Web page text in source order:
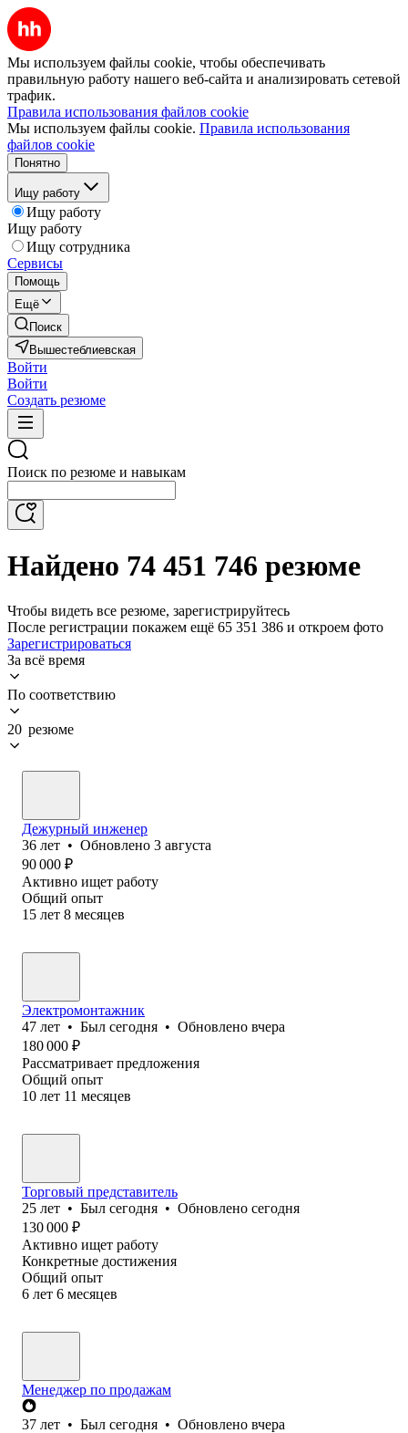
Мы используем файлы cookie, чтобы обеспечивать
правильную работу нашего веб-сайта и анализировать сетевой
трафик.
Правила использования файлов cookie
Мы используем файлы cookie. Правила использования
файлов cookie
Понятно
Ищу работу
Ищу работу
Ищу работу
Ищу сотрудника
Сервисы
Помощь
Ещё
Поиск
Вышестеблиевская
Войти
Войти
Создать резюме
Поиск по резюме и навыкам
Найдено 74 451 746 резюме
Чтобы видеть все резюме, зарегистрируйтесь
После регистрации покажем ещё 65 351 386 и откроем фото
Зарегистрироваться
За всё время
По соответствию
20 резюме
Дежурный инженер
36 лет • Обновлено 3 августа
90 000 ₽
Активно ищет работу
Общий опыт
15 лет 8 месяцев
Электромонтажник
47 лет • Был сегодня • Обновлено вчера
180 000 ₽
Рассматривает предложения
Общий опыт
10 лет 11 месяцев
Торговый представитель
25 лет • Был сегодня • Обновлено сегодня
130 000 ₽
Активно ищет работу
Конкретные достижения
Общий опыт
6 лет 6 месяцев
Менеджер по продажам
37 лет • Был сегодня • Обновлено вчера